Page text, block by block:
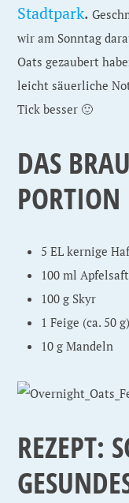
Stadtpark.
wir am Sonntag
Oats gezaubert
leicht säuerliche
Tick besser 🙂
DAS
PORTION
5 EL kernige
100 ml Apfelsaft
100 g Skyr
1 Feige (ca. 50 g)
10 g Mandeln
REZEPT: